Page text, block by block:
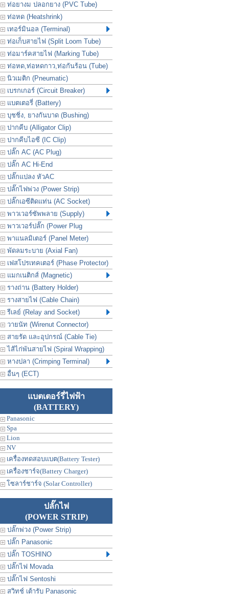
ท่อยางม ปลอกยาง (PVC Tube)
ท่อหด (Heatshrink)
เทอร์มินอล (Terminal)
ท่อเก็บสายไฟ (Split Loom Tube)
ท่อมาร์คสายไฟ (Marking Tube)
ท่อหด,ท่อหดกาว,ท่อกันร้อน (Tube)
นิวเมติก (Pneumatic)
เบรกเกอร์ (Circuit Breaker)
แบตเตอรี่ (Battery)
บุชชิ่ง, ยางกันบาด (Bushing)
ปากคีบ (Alligator Clip)
ปากคีบไอซี (IC Clip)
ปลั๊ก AC (AC Plug)
ปลั๊ก AC Hi-End
ปลั๊กแปลง หัวAC
ปลั๊กไฟพ่วง (Power Strip)
ปลั๊กเอซีติดแท่น (AC Socket)
พาวเวอร์ซัพพลาย (Supply)
พาวเวอร์ปลั๊ก (Power Plug
พาแนลมิเตอร์ (Panel Meter)
พัดลมระบาย (Axial Fan)
เฟสโปรเทคเตอร์ (Phase Protector)
แมกเนติกส์ (Magnetic)
รางถ่าน (Battery Holder)
รางสายไฟ (Cable Chain)
รีเลย์ (Relay and Socket)
วายนัท (Wirenut Connector)
สายรัด และอุปกรณ์ (Cable Tie)
ไส้ไก่พันสายไฟ (Spiral Wrapping)
หางปลา (Crimping Terminal)
อื่นๆ (ECT)
แบตเตอร์รี่ไฟฟ้า
(BATTERY)
Panasonic
Spa
Lion
NV
เครื่องทดสอบแบต(Battery Tester)
เครื่องชาร์จ(Battery Charger)
โซลาร์ชาร์จ (Solar Controller)
ปลั๊กไฟ
(POWER STRIP)
ปลั๊กพ่วง (Power Strip)
ปลั๊ก Panasonic
ปลั๊ก TOSHINO
ปลั๊กไฟ Movada
ปลั๊กไฟ Sentoshi
สวิทช์ เต้ารับ Panasonic